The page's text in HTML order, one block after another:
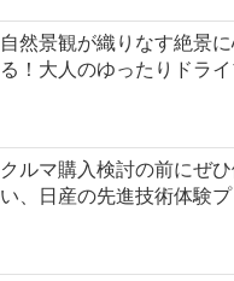
自然景観が織りなす絶景に
る！大人のゆったりドラ
クルマ購入検討の前にぜ
い、日産の先進技術体験